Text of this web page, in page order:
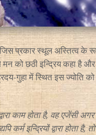
प्रकार स्थूल अस्तित्व के
मन को छठी इन्द्रिय कहा है
गुहा में स्थित इस ज्योति
काम होता है, वह एजेंसी
इन्द्रियों द्वारा होता है,